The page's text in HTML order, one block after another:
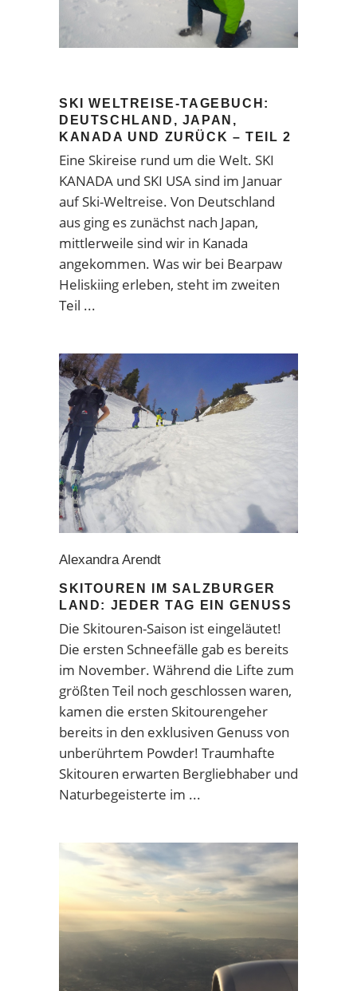
SKI WELTREISE-TAGEBUCH:
DEUTSCHLAND, JAPAN,
KANADA UND ZURÜCK – TEIL 2
Eine Skireise rund um die Welt. SKI
KANADA und SKI USA sind im Januar
auf Ski-Weltreise. Von Deutschland
aus ging es zunächst nach Japan,
mittlerweile sind wir in Kanada
angekommen. Was wir bei Bearpaw
Heliskiing erleben, steht im zweiten
Teil
Alexandra Arendt
SKITOUREN IM SALZBURGER
LAND: JEDER TAG EIN GENUSS
Die Skitouren-Saison ist eingeläutet!
Die ersten Schneefälle gab es bereits
im November. Während die Lifte zum
größten Teil noch geschlossen waren,
kamen die ersten Skitourengeher
bereits in den exklusiven Genuss von
unberührtem Powder! Traumhafte
Skitouren erwarten Bergliebhaber und
Naturbegeisterte im